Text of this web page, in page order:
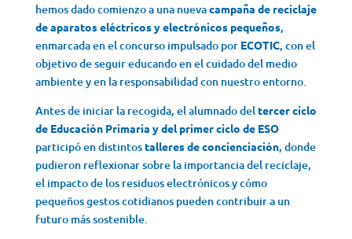
hemos dado comienzo a una nuevacampaña de reciclaje
de aparatos eléctricos y electrónicos pequeños,
enmarcada en el concurso impulsado por ECOTIC, con el
objetivo de seguir educando en el cuidado del medio
ambiente y en la responsabilidad con nuestro entorno.
Antes de iniciar la recogida, el alumnado deltercer ciclo
de Educación Primaria y del primer ciclo de ESO
participó en distintostalleres de concienciación, donde
pudieron reflexionar sobre la importancia del reciclaje,
el impacto de los residuos electrónicos y cómo
pequeños gestos cotidianos pueden contribuir a un
futuro más sostenible.